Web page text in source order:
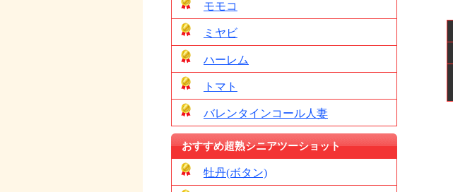
モモコ
ミヤビ
ハーレム
トマト
バレンタインコール人妻
おすすめ超熟シニアツーショット
牡丹(ボタン)